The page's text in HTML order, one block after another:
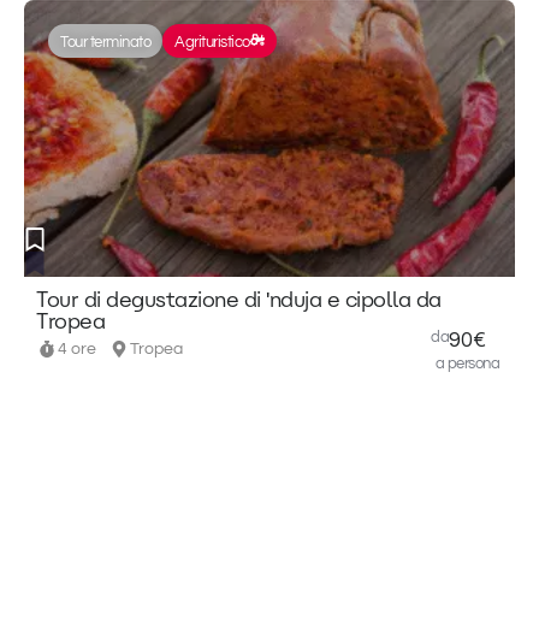
Tour di degustazione di 'nduja e cipolla da
Tropea
4 ore Tropea
da90€
a persona
Tour terminato Agrituristico